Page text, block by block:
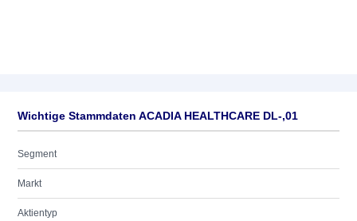
Wichtige Stammdaten ACADIA HEALTHCARE DL-,01
Segment
Markt
Aktientyp